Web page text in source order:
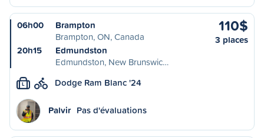
06h00
Brampton
Brampton, ON, Canada
20h15
Edmundston
Edmundston, New Brunswic…
110$
3 places
L Dodge Ram Blanc '24
Palvir Pas d'évaluations